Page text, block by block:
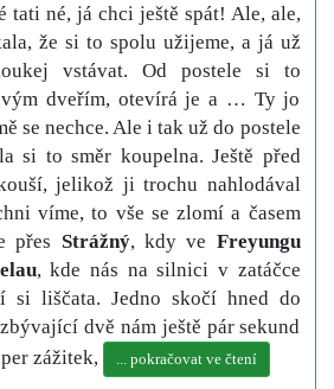
tati né, já chci ještě spát! Ale, ale,
že si to spolu užijeme, a já už
vstávat. Od postele si to
dveřím, otevírá je a … Ty jo
se nechce. Ale i tak už do postele
si to směr koupelna. Ještě před
jelikož ji trochu nahlodával
víme, to vše se zlomí a časem
přes Strážný, kdy ve Freyungu
, kde nás na silnici v zatáčce
si liščata. Jedno skočí hned do
dvě nám ještě pár sekund
zážitek,
... pokračovat ve čtení